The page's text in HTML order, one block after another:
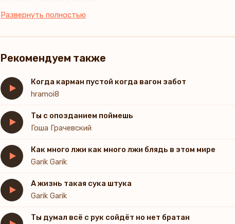
Такая дружба словно нож
Что я на голяке становлюсь вам неинтересен
И сразу сходу братан привет братан
Развернуть полностью
Рекомендуем также
Когда карман пустой когда вагон забот
hramoi8
Ты с опозданием поймешь
Гоша Грачевский
Как много лжи как много лжи блядь в этом мире
Garik Garik
А жизнь такая сука штука
Garik Garik
Ты думал всё с рук сойдёт но нет братан